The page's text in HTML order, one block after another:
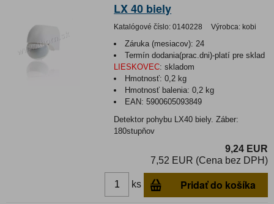
LX 40 biely
Katalógové číslo: 0140228 Výrobca: kobi
Záruka (mesiacov): 24
Termín dodania(prac.dni)-platí pre sklad
LIESKOVEC: skladom
Hmotnosť:0,2 kg
Hmotnosť balenia:0,2 kg
EAN:5900605093849
Detektor pohybu LX40 biely. Záber:
180stupňov
9,24 EUR
7,52 EUR (Cena bez DPH)
ks Pridať do košíka